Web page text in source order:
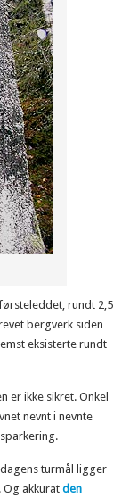
rundt 2,5
bergverk siden
eksisterte rundt
er ikke sikret. Onkel
nevnt i nevnte
turmål ligger
. Og akkurat den